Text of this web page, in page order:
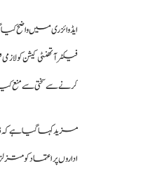
ایڈوائزری میں
فیکٹر آتھنٹی کیشن کو
کرنے سے سختی سے منع
مزید کہا گیا ہے کہ
اداروں پر اعتماد کو